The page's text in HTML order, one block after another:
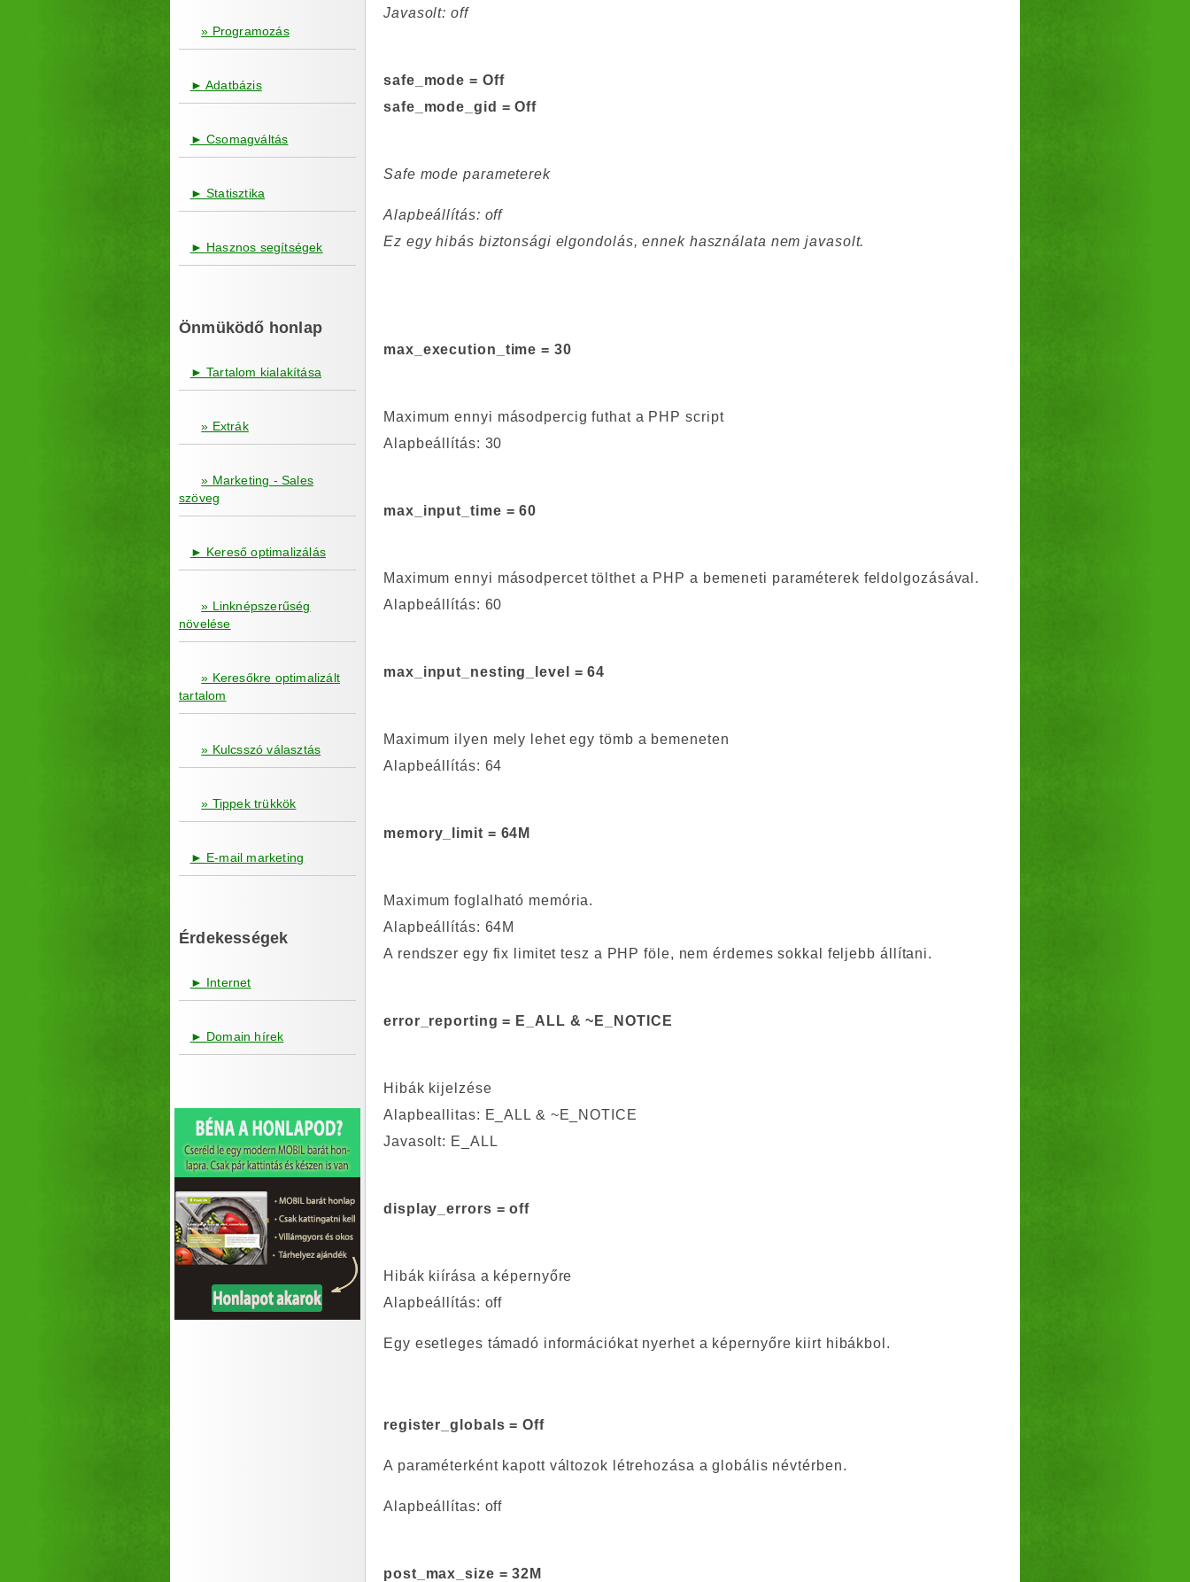
» Programozás
► Adatbázis
► Csomagváltás
► Statisztika
► Hasznos segítségek
Önmüködő honlap
► Tartalom kialakítása
» Extrák
» Marketing - Sales
szöveg
► Kereső optimalizálás
» Linknépszerűség
növelése
» Keresőkre optimalizált
tartalom
» Kulcsszó választás
» Tippek trükkök
► E-mail marketing
Érdekességek
► Internet
► Domain hírek
Javasolt: off
safe_mode = Off
safe_mode_gid = Off
Safe mode parameterek
Alapbeállítás: off
Ez egy hibás biztonsági elgondolás, ennek használata nem javasolt.
max_execution_time = 30
Maximum ennyi másodpercig futhat a PHP script
Alapbeállítás: 30
max_input_time = 60
Maximum ennyi másodpercet tölthet a PHP a bemeneti paraméterek feldolgozásával.
Alapbeállítás: 60
max_input_nesting_level = 64
Maximum ilyen mely lehet egy tömb a bemeneten
Alapbeállítás: 64
memory_limit = 64M
Maximum foglalható memória.
Alapbeállítás: 64M
A rendszer egy fix limitet tesz a PHP föle, nem érdemes sokkal feljebb állítani.
error_reporting = E_ALL & ~E_NOTICE
Hibák kijelzése
Alapbeallitas: E_ALL & ~E_NOTICE
Javasolt: E_ALL
display_errors = off
Hibák kiírása a képernyőre
Alapbeállítás: off
Egy esetleges támadó információkat nyerhet a képernyőre kiirt hibákbol.
register_globals = Off
A paraméterként kapott változok létrehozása a globális névtérben.
Alapbeállítas: off
post_max_size = 32M